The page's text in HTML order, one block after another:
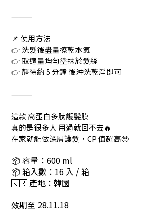
⸻
📌 使用方法
👉 洗髮後盡量擦乾水氣
👉 取適量均勻塗抹於髮絲
👉 靜待約 5 分鐘 後沖洗乾淨即可
⸻
這款 高蛋白多肽護髮膜
真的是很多人 用過就回不去🔥
在家就能做深層護髮，CP 值超高🥹
📦 容量：600 ml
📦 箱入數：16 入 / 箱
🇰🇷 產地：韓國
效期至 28.11.18